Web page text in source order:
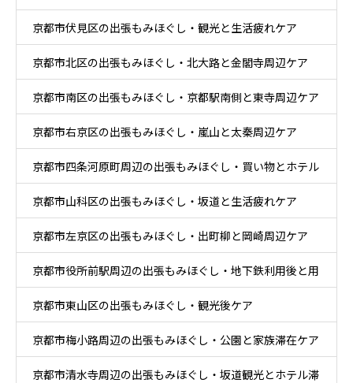
ア
京都市伏見区の出張もみほぐし・観光と生活疲れケア
京都市北区の出張もみほぐし・北大路と金閣寺周辺ケア
京都市南区の出張もみほぐし・京都駅南側と東寺周辺ケア
京都市右京区の出張もみほぐし・嵐山と太秦周辺ケア
京都市四条河原町周辺の出張もみほぐし・買い物とホテル
滞在ケア
京都市山科区の出張もみほぐし・坂道と生活疲れケア
京都市左京区の出張もみほぐし・出町柳と岡崎周辺ケア
京都市役所前駅周辺の出張もみほぐし・地下鉄利用後と用
事後ケア
京都市東山区の出張もみほぐし・観光後ケア
京都市梅小路周辺の出張もみほぐし・公園と家族滞在ケア
京都市清水寺周辺の出張もみほぐし・坂道観光とホテル滞